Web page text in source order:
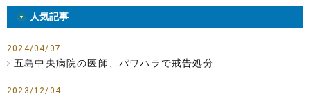
人気記事
2024/04/07
五島中央病院の医師、パワハラで戒告処分
2023/12/04